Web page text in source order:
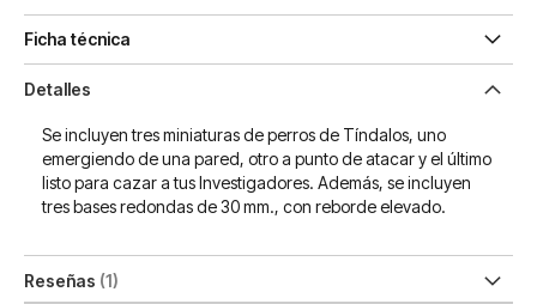
Ficha técnica
Detalles
Se incluyen tres miniaturas de perros de Tíndalos, uno
emergiendo de una pared, otro a punto de atacar y el último
listo para cazar a tus Investigadores. Además, se incluyen
tres bases redondas de 30 mm., con reborde elevado.
Reseñas 1